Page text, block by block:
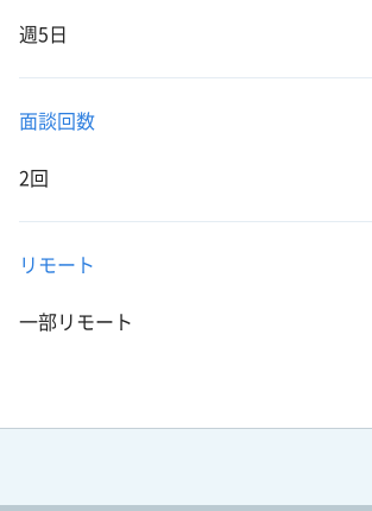
週5日
面談回数
2回
リモート
一部リモート